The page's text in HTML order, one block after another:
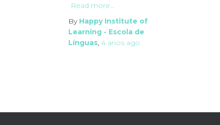
Read more…
By Happy Institute of
Learning - Escola de
Línguas, 4 anos ago